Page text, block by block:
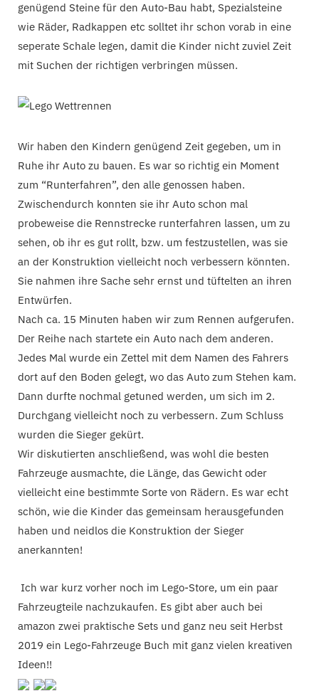
genügend Steine für den Auto-Bau habt, Spezialsteine
wie Räder, Radkappen etc solltet ihr schon vorab in eine
seperate Schale legen, damit die Kinder nicht zuviel Zeit
mit Suchen der richtigen verbringen müssen.
Wir haben den Kindern genügend Zeit gegeben, um in
Ruhe ihr Auto zu bauen. Es war so richtig ein Moment
zum “Runterfahren”, den alle genossen haben.
Zwischendurch konnten sie ihr Auto schon mal
probeweise die Rennstrecke runterfahren lassen, um zu
sehen, ob ihr es gut rollt, bzw. um festzustellen, was sie
an der Konstruktion vielleicht noch verbessern könnten.
Sie nahmen ihre Sache sehr ernst und tüftelten an ihren
Entwürfen.
Nach ca. 15 Minuten haben wir zum Rennen aufgerufen.
Der Reihe nach startete ein Auto nach dem anderen.
Jedes Mal wurde ein Zettel mit dem Namen des Fahrers
dort auf den Boden gelegt, wo das Auto zum Stehen kam.
Dann durfte nochmal getuned werden, um sich im 2.
Durchgang vielleicht noch zu verbessern. Zum Schluss
wurden die Sieger gekürt.
Wir diskutierten anschließend, was wohl die besten
Fahrzeuge ausmachte, die Länge, das Gewicht oder
vielleicht eine bestimmte Sorte von Rädern. Es war echt
schön, wie die Kinder das gemeinsam herausgefunden
haben und neidlos die Konstruktion der Sieger
anerkannten!
Ich war kurz vorher noch im Lego-Store, um ein paar
Fahrzeugteile nachzukaufen. Es gibt aber auch bei
amazon zwei praktische Sets und ganz neu seit Herbst
2019 ein Lego-Fahrzeuge Buch mit ganz vielen kreativen
Ideen!!